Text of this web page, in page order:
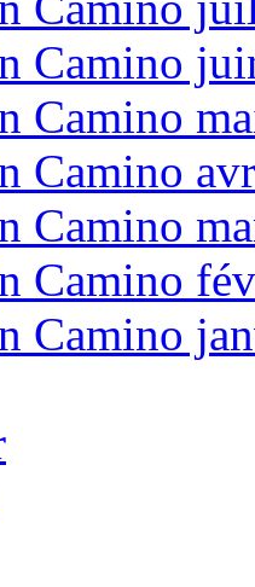
Camino
Camino
Camino
Camino
Camino
Camino